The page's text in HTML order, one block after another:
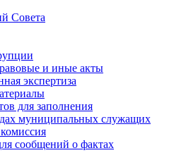
Совета
и иные акты
экспертиза
для заполнения
муниципальных служащих
сообщений о фактах